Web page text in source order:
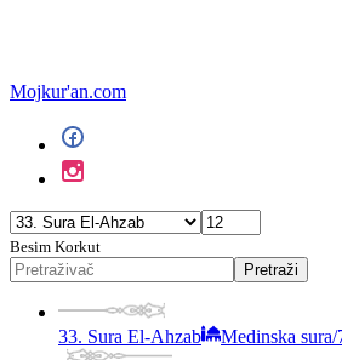
Mojkur'an.com
Besim Korkut
Pretraži
33. Sura El-Ahzab Medinska sura/